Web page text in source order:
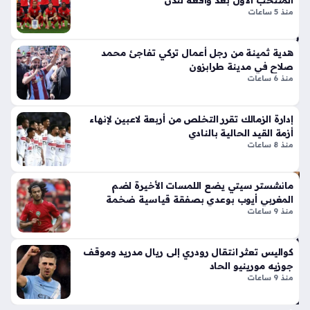
لا
أيق
ونت
ها
دي
دة
ذا
ت
ني
ع
شر
طو
انة
ونا
قل
الح
ه
راً
عن
في
فا
سا
عتي
الز
عا
يح
دد
مو
عد
دخ
القادم، حيث شارك الصخرة في الحصة التدريبية الأولى للفريق، مما
منذ 5 ساعات
هدية ثمينة من رجل أعمال تركي تفاجئ محمد
صلاح في مدينة طرابزون
منذ 6 ساعات
إدارة الزمالك تقرر التخلص من أربعة لاعبين لإنهاء
أزمة القيد الحالية بالنادي
منذ 8 ساعات
مانشستر سيتي يضع اللمسات الأخيرة لضم
المغربي أيوب بوعدي بصفقة قياسية ضخمة
منذ 9 ساعات
كواليس تعثر انتقال رودري إلى ريال مدريد وموقف
جوزيه مورينيو الحاد
منذ 9 ساعات